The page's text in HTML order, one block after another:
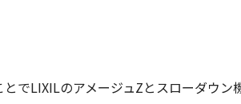
でLIXILのアメージュZとスローダウン